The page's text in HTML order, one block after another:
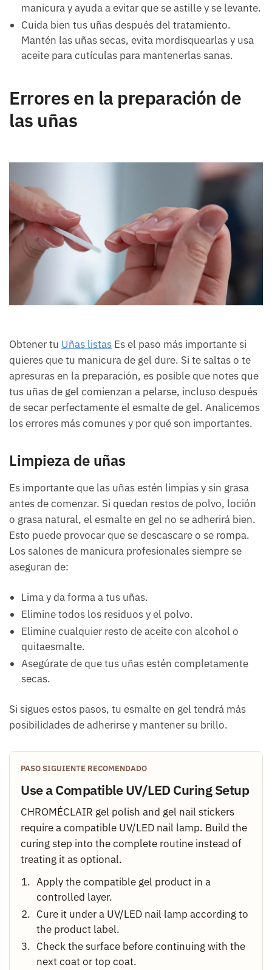
manicura y ayuda a evitar que se astille y se levante.
Cuida bien tus uñas después del tratamiento.
Mantén las uñas secas, evita mordisquearlas y usa
aceite para cutículas para mantenerlas sanas.
Errores en la preparación de
las uñas
Obtener tu Uñas listas Es el paso más importante si
quieres que tu manicura de gel dure. Si te saltas o te
apresuras en la preparación, es posible que notes que
tus uñas de gel comienzan a pelarse, incluso después
de secar perfectamente el esmalte de gel. Analicemos
los errores más comunes y por qué son importantes.
Limpieza de uñas
Es importante que las uñas estén limpias y sin grasa
antes de comenzar. Si quedan restos de polvo, loción
o grasa natural, el esmalte en gel no se adherirá bien.
Esto puede provocar que se descascare o se rompa.
Los salones de manicura profesionales siempre se
aseguran de:
Lima y da forma a tus uñas.
Elimine todos los residuos y el polvo.
Elimine cualquier resto de aceite con alcohol o
quitaesmalte.
Asegúrate de que tus uñas estén completamente
secas.
Si sigues estos pasos, tu esmalte en gel tendrá más
posibilidades de adherirse y mantener su brillo.
PASO SIGUIENTE RECOMENDADO
Use a Compatible UV/LED Curing Setup
CHROMÉCLAIR gel polish and gel nail stickers
require a compatible UV/LED nail lamp. Build the
curing step into the complete routine instead of
treating it as optional.
Apply the compatible gel product in a
controlled layer.
Cure it under a UV/LED nail lamp according to
the product label.
Check the surface before continuing with the
next coat or top coat.